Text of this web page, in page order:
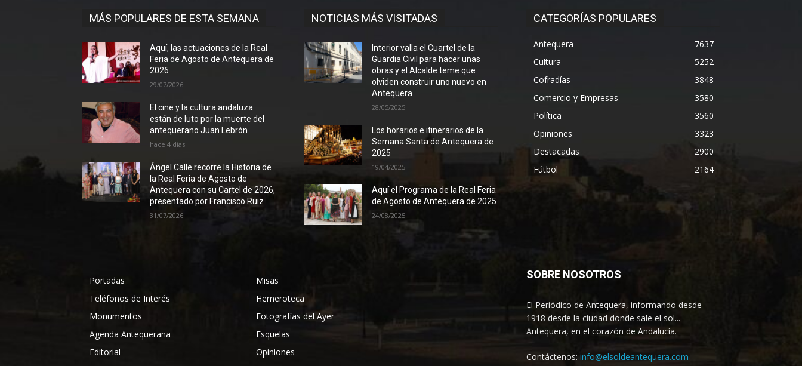
MÁS POPULARES DE ESTA SEMANA
Aquí, las actuaciones de la Real
Feria de Agosto de Antequera de
2026
29/07/2026
El cine y la cultura andaluza
están de luto por la muerte del
antequerano Juan Lebrón
hace 4 días
Ángel Calle recorre la Historia de
la Real Feria de Agosto de
Antequera con su Cartel de 2026,
presentado por Francisco Ruiz
31/07/2026
NOTICIAS MÁS VISITADAS
Interior valla el Cuartel de la
Guardia Civil para hacer unas
obras y el Alcalde teme que
olviden construir uno nuevo en
Antequera
28/05/2025
Los horarios e itinerarios de la
Semana Santa de Antequera de
2025
19/04/2025
Aquí el Programa de la Real Feria
de Agosto de Antequera de 2025
24/08/2025
CATEGORÍAS POPULARES
Antequera
7637
Cultura
5252
Cofradías
3848
Comercio y Empresas
3580
Política
3560
Opiniones
3323
Destacadas
2900
Fútbol
2164
Portadas
Teléfonos de Interés
Monumentos
Agenda Antequerana
Editorial
Misas
Hemeroteca
Fotografías del Ayer
Esquelas
Opiniones
SOBRE NOSOTROS
El Periódico de Antequera, informando desde
1918 desde la ciudad donde sale el sol...
Antequera, en el corazón de Andalucía.
Contáctenos: info@elsoldeantequera.com